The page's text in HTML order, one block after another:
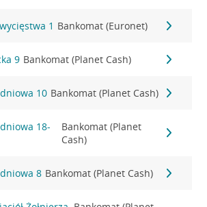
1 Bankomat (Euronet)
9 Bankomat (Planet Cash)
10 Bankomat (Planet Cash)
18-
Bankomat (Planet
Cash)
8 Bankomat (Planet Cash)